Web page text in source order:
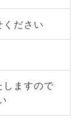
ださい
しますので